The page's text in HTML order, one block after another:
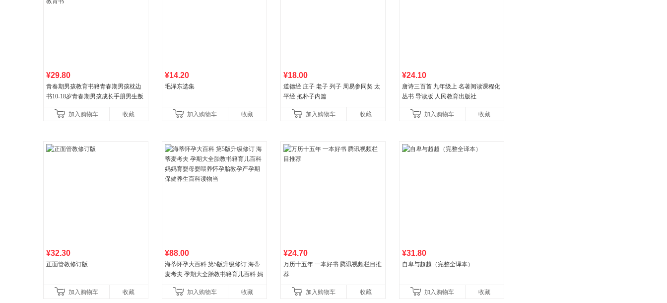
¥29.80
青春期男孩教育书籍青春期男孩枕边
书10-18岁青春期男孩成长手册男生叛
育书
加入购物车 收藏
¥14.20
毛泽东选集
加入购物车 收藏
¥18.00
道德经 庄子 老子 列子 周易参同契 太
平经 抱朴子内篇
加入购物车 收藏
¥24.10
唐诗三百首 九年级上 名著阅读课程化
丛书 导读版 人民教育出版社
加入购物车 收藏
¥32.30
正面管教修订版
加入购物车 收藏
¥88.00
海蒂怀孕大百科 第5版升级修订 海蒂
麦考夫 孕期大全胎教书籍育儿百科 妈
健养生百科读物当
加入购物车 收藏
¥24.70
万历十五年 一本好书 腾讯视频栏目推
荐
加入购物车 收藏
¥31.80
自卑与超越（完整全译本）
加入购物车 收藏